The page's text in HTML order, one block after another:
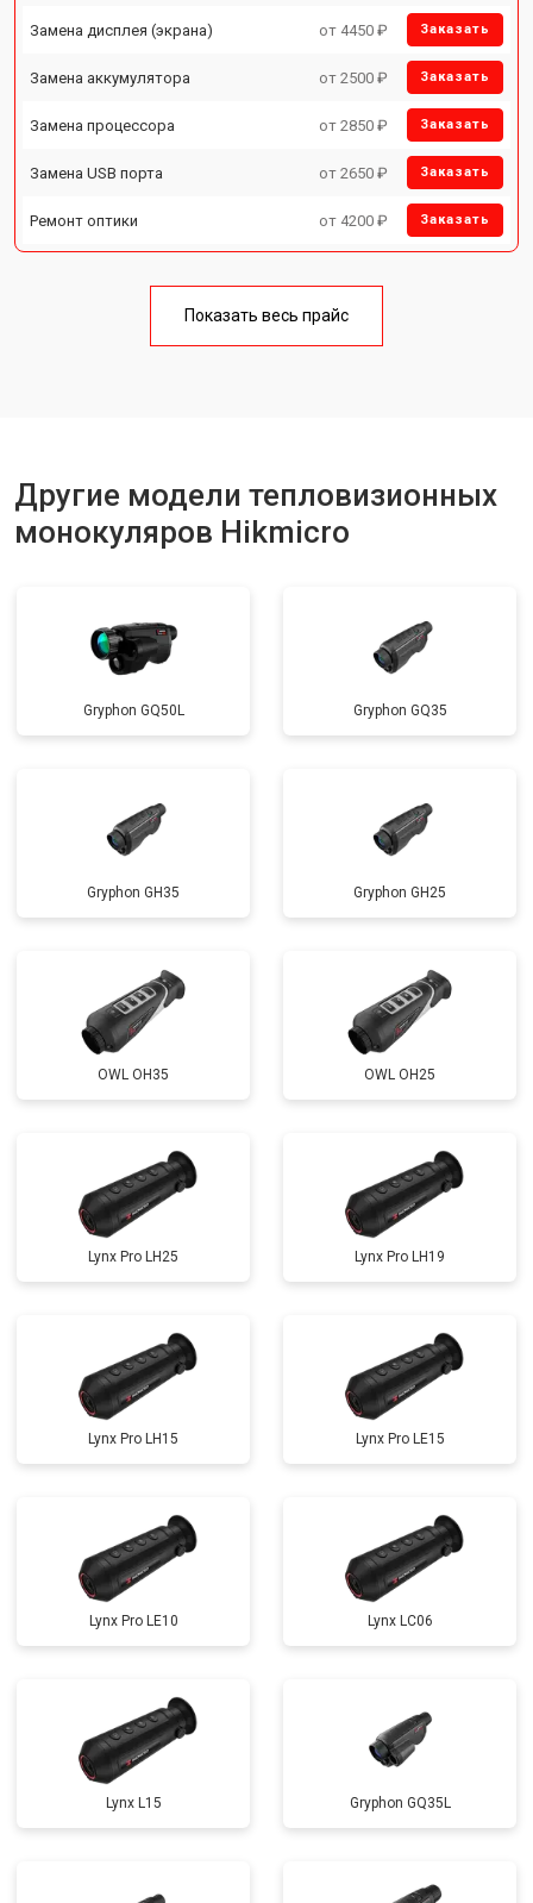
Замена дисплея (экрана) от 4450 ₽ Заказать
Замена аккумулятора от 2500 ₽ Заказать
Замена процессора от 2850 ₽ Заказать
Замена USB порта от 2650 ₽ Заказать
Ремонт оптики от 4200 ₽ Заказать
Показать весь прайс
Другие модели тепловизионных
монокуляров Hikmicro
Gryphon GQ50L Gryphon GQ35
Gryphon GH35 Gryphon GH25
OWL OH35 OWL OH25
Lynx Pro LH25 Lynx Pro LH19
Lynx Pro LH15 Lynx Pro LE15
Lynx Pro LE10 Lynx LC06
Lynx L15 Gryphon GQ35L